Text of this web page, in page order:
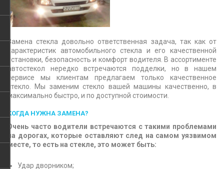
Замена стекла довольно ответственная задача, так как от
характеристик автомобильного стекла и его качественной
установки, безопасность и комфорт водителя. В ассортименте
автостекол нередко встречаются подделки, но в нашем
сервисе мы клиентам предлагаем только качественное
стекло. Мы заменим стекло вашей машины качественно, в
максимально быстро, и по доступной стоимости.
КОГДА НУЖНА ЗАМЕНА?
Очень часто водители встречаются с такими проблемами
на дорогах, которые оставляют след на самом уязвимом
месте, то есть на стекле, это может быть:
Удар дворником;